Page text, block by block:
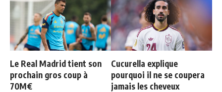
Le Real Madrid tient son
prochain gros coup à
70M€
Cucurella explique
pourquoi il ne se coupera
jamais les cheveux